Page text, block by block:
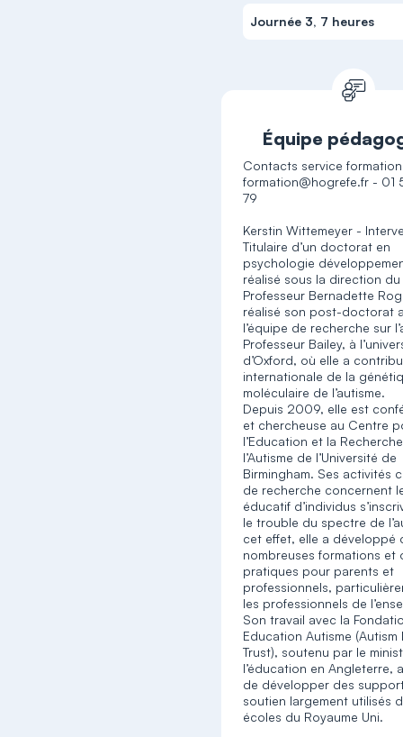
Journée 3, 7 heures
Équipe
Contacts service
formation@hogrefe.fr - 01
79
Kerstin Wittemeyer -
Titulaire d’un doctorat en
psychologie
réalisé sous la direction du
Professeur Bernadette
réalisé son post-doctorat
l’équipe de recherche sur
Professeur Bailey, à
d’Oxford, où elle a
internationale de la
moléculaire de l’autisme.
Depuis 2009, elle est
et chercheuse au Centre
l’Education et la
l’Autisme de l’Université de
Birmingham. Ses activités
de recherche concernent
éducatif d’individus
le trouble du spectre de
cet effet, elle a développé
nombreuses formations et
pratiques pour parents et
professionnels,
les professionnels de
Son travail avec la
Education Autisme
Trust), soutenu par le
l’éducation en Angleterre,
de développer des
soutien largement utilisés
écoles du Royaume Uni.